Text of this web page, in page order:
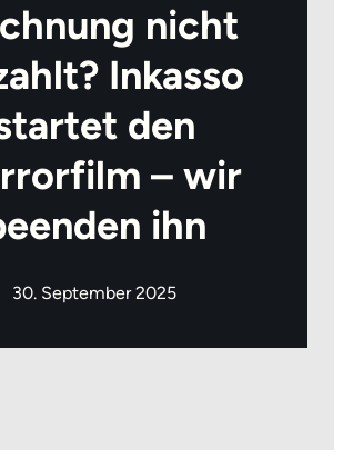
nicht
Inkasso
den
– wir
ihn
30. September 2025